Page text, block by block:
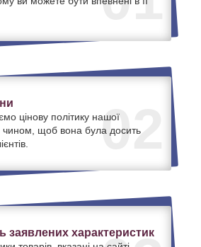
02
цінову політику нашої
чином, щоб вона була досить
заявлених характеристик